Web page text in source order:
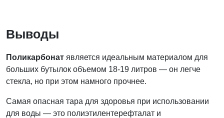
Выводы
Поликарбонат является идеальным материалом для
больших бутылок объемом 18-19 литров — он легче
стекла, но при этом намного прочнее.
Самая опасная тара для здоровья при использовании
для воды — это полиэтилентерефталат и